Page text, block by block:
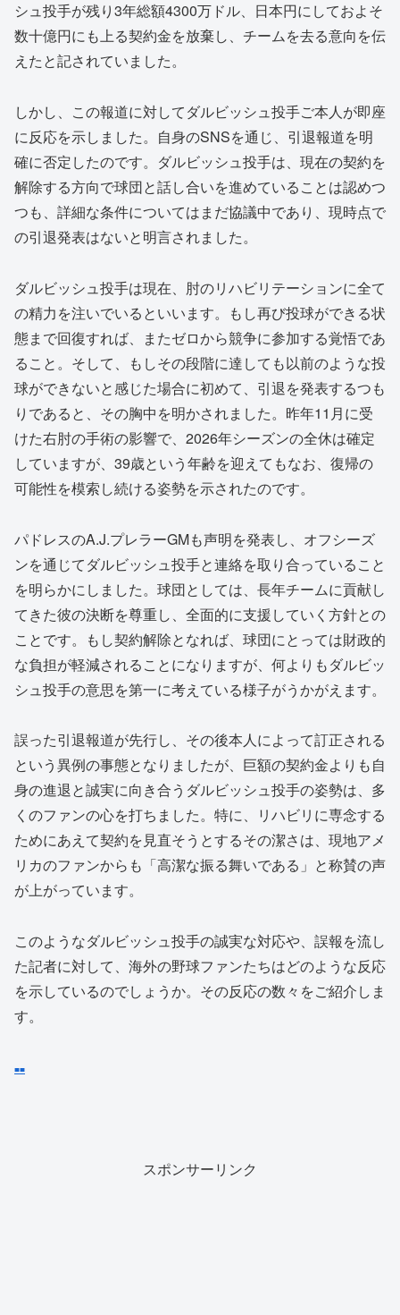
シュ投手が残り3年総額4300万ドル、日本円にしておよそ
数十億円にも上る契約金を放棄し、チームを去る意向を伝
えたと記されていました。
しかし、この報道に対してダルビッシュ投手ご本人が即座
に反応を示しました。自身のSNSを通じ、引退報道を明
確に否定したのです。ダルビッシュ投手は、現在の契約を
解除する方向で球団と話し合いを進めていることは認めつ
つも、詳細な条件についてはまだ協議中であり、現時点で
の引退発表はないと明言されました。
ダルビッシュ投手は現在、肘のリハビリテーションに全て
の精力を注いでいるといいます。もし再び投球ができる状
態まで回復すれば、またゼロから競争に参加する覚悟であ
ること。そして、もしその段階に達しても以前のような投
球ができないと感じた場合に初めて、引退を発表するつも
りであると、その胸中を明かされました。昨年11月に受
けた右肘の手術の影響で、2026年シーズンの全休は確定
していますが、39歳という年齢を迎えてもなお、復帰の
可能性を模索し続ける姿勢を示されたのです。
パドレスのA.J.プレラーGMも声明を発表し、オフシーズ
ンを通じてダルビッシュ投手と連絡を取り合っていること
を明らかにしました。球団としては、長年チームに貢献し
てきた彼の決断を尊重し、全面的に支援していく方針との
ことです。もし契約解除となれば、球団にとっては財政的
な負担が軽減されることになりますが、何よりもダルビッ
シュ投手の意思を第一に考えている様子がうかがえます。
誤った引退報道が先行し、その後本人によって訂正される
という異例の事態となりましたが、巨額の契約金よりも自
身の進退と誠実に向き合うダルビッシュ投手の姿勢は、多
くのファンの心を打ちました。特に、リハビリに専念する
ためにあえて契約を見直そうとするその潔さは、現地アメ
リカのファンからも「高潔な振る舞いである」と称賛の声
が上がっています。
このようなダルビッシュ投手の誠実な対応や、誤報を流し
た記者に対して、海外の野球ファンたちはどのような反応
を示しているのでしょうか。その反応の数々をご紹介しま
す。
■■
スポンサーリンク